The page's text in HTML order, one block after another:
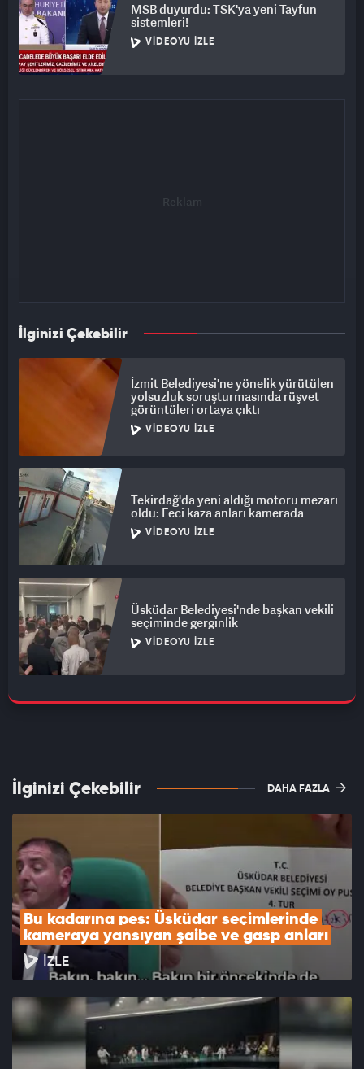
MSB duyurdu: TSK'ya yeni Tayfun
sistemleri!
VIDEOYU İZLE
İlginizi Çekebilir
İzmit Belediyesi'ne yönelik yürütülen
yolsuzluk soruşturmasında rüşvet
görüntüleri ortaya çıktı
VIDEOYU İZLE
Tekirdağ'da yeni aldığı motoru mezarı
oldu: Feci kaza anları kamerada
VIDEOYU İZLE
Üsküdar Belediyesi'nde başkan vekili
seçiminde gerginlik
VIDEOYU İZLE
İlginizi Çekebilir DAHA FAZLA
Bu kadarına pes: Üsküdar seçimlerinde
kameraya yansıyan şaibe ve gasp anları
İZLE